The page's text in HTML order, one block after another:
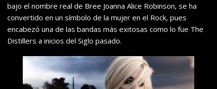
bajo el nombre real de Bree Joanna Alice Robinson, se ha
convertido en un símbolo de la mujer en el Rock, pues
encabezó una de las bandas más exitosas como lo fue The
Distillers a inicios del Siglo pasado.